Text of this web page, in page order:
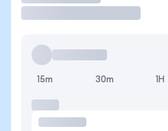
15m 30m 1H